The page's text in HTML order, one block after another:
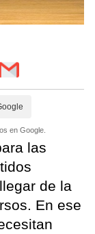
en Google.
las
de la
En ese